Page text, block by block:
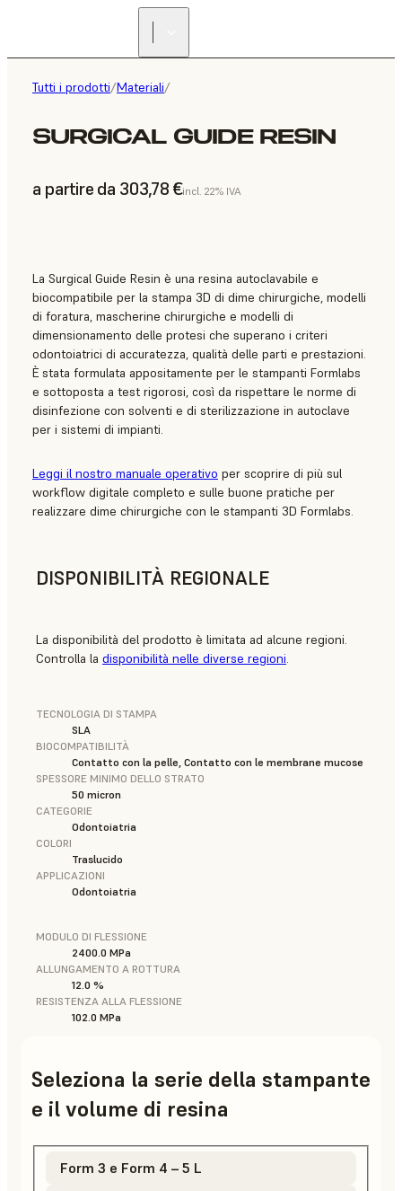
Tutti i prodotti/Materiali/
SURGICAL GUIDE RESIN
a partire da 303,78 €incl. 22% IVA
La Surgical Guide Resin è una resina autoclavabile e
biocompatibile per la stampa 3D di dime chirurgiche, modelli
di foratura, mascherine chirurgiche e modelli di
dimensionamento delle protesi che superano i criteri
odontoiatrici di accuratezza, qualità delle parti e prestazioni.
È stata formulata appositamente per le stampanti Formlabs
e sottoposta a test rigorosi, così da rispettare le norme di
disinfezione con solventi e di sterilizzazione in autoclave
per i sistemi di impianti.
Leggi il nostro manuale operativo per scoprire di più sul
workflow digitale completo e sulle buone pratiche per
realizzare dime chirurgiche con le stampanti 3D Formlabs.
DISPONIBILITÀ REGIONALE
La disponibilità del prodotto è limitata ad alcune regioni.
Controlla la disponibilità nelle diverse regioni.
TECNOLOGIA DI STAMPA
SLA
BIOCOMPATIBILITÀ
Contatto con la pelle, Contatto con le membrane mucose
SPESSORE MINIMO DELLO STRATO
50 micron
CATEGORIE
Odontoiatria
COLORI
Traslucido
APPLICAZIONI
Odontoiatria
MODULO DI FLESSIONE
2400.0 MPa
ALLUNGAMENTO A ROTTURA
12.0 %
RESISTENZA ALLA FLESSIONE
102.0 MPa
Seleziona la serie della stampante
e il volume di resina
Form 3 e Form 4 – 5 L